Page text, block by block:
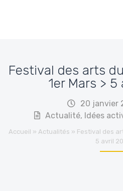
Festival des arts
1er Mars >
20 janvier
Actualité, Idées
Accueil » Actualités » Festival des
5 avril